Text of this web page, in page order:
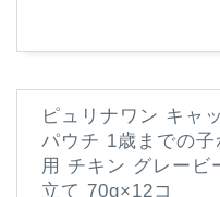
ピュリナワン キャ
パウチ 1歳までの子
用 チキン グレービ
立て 70g×12コ